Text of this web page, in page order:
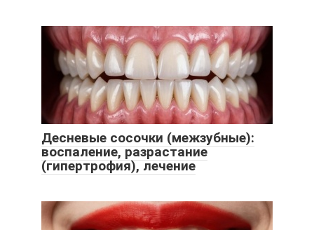
Десневые сосочки (межзубные):
воспаление, разрастание
(гипертрофия), лечение